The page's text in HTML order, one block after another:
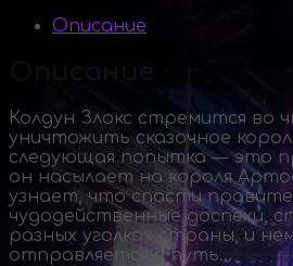
Описание
Колдун Злокс стремится во
уничтожить сказочное
следующая попытка — это
он насылает на короля
узнает, что спасти
чудодейственные доспехи,
разных уголках страны, и
отправляется в путь…